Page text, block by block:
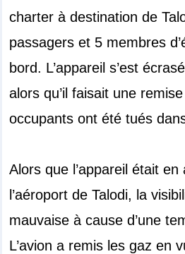
charter à destination de
passagers et 5 membres
bord. L’appareil s’est
alors qu’il faisait une
occupants ont été tués
Alors que l’appareil était
l’aéroport de Talodi, la
mauvaise à cause d’une
L’avion a remis les gaz en